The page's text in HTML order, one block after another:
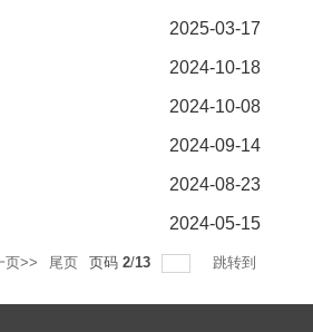
2025-03-17
2024-10-18
2024-10-08
2024-09-14
2024-08-23
2024-05-15
页>> 尾页 页码 2/13 跳转到